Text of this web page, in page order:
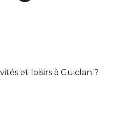
et loisirs à Guiclan ?